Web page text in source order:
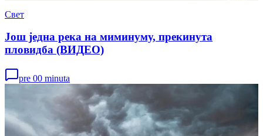
Свет
Још једна река на миминуму, прекинута
пловидба (ВИДЕО)
pre 00 minuta